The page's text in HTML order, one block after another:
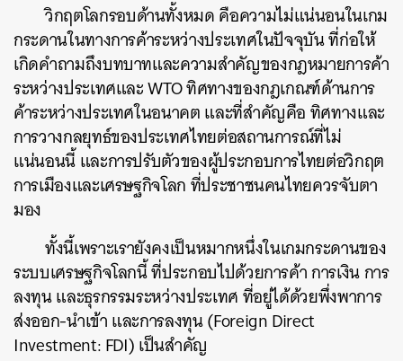
วิกฤตโลกรอบด้านทั้งหมด คือความไม่แน่นอนในเกม
กระดานในทางการค้าระหว่างประเทศในปัจจุบัน ที่ก่อให้
เกิดคำถามถึงบทบาทและความสำคัญของกฎหมายการค้า
ระหว่างประเทศและ WTO ทิศทางของกฎเกณฑ์ด้านการ
ค้าระหว่างประเทศในอนาคต และที่สำคัญคือ ทิศทางและ
การวางกลยุทธ์ของประเทศไทยต่อสถานการณ์ที่ไม่
แน่นอนนี้ และการปรับตัวของผู้ประกอบการไทยต่อวิกฤต
การเมืองและเศรษฐกิจโลก ที่ประชาชนคนไทยควรจับตา
มอง
ทั้งนี้เพราะเรายังคงเป็นหมากหนึ่งในเกมกระดานของ
ระบบเศรษฐกิจโลกนี้ ที่ประกอบไปด้วยการค้า การเงิน การ
ลงทุน และธุรกรรมระหว่างประเทศ ที่อยู่ได้ด้วยพึ่งพาการ
ส่งออก-นำเข้า และการลงทุน (Foreign Direct
Investment: FDI) เป็นสำคัญ